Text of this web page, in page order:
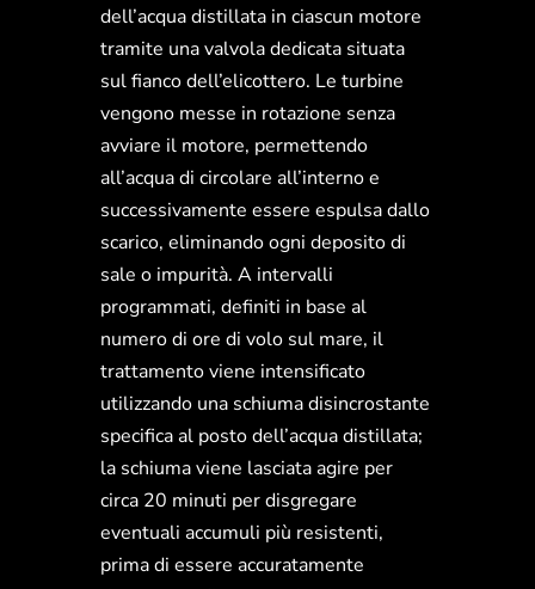
dell’acqua distillata in ciascun motore
tramite una valvola dedicata situata
sul fianco dell’elicottero. Le turbine
vengono messe in rotazione senza
avviare il motore, permettendo
all’acqua di circolare all’interno e
successivamente essere espulsa dallo
scarico, eliminando ogni deposito di
sale o impurità. A intervalli
programmati, definiti in base al
numero di ore di volo sul mare, il
trattamento viene intensificato
utilizzando una schiuma disincrostante
specifica al posto dell’acqua distillata;
la schiuma viene lasciata agire per
circa 20 minuti per disgregare
eventuali accumuli più resistenti,
prima di essere accuratamente